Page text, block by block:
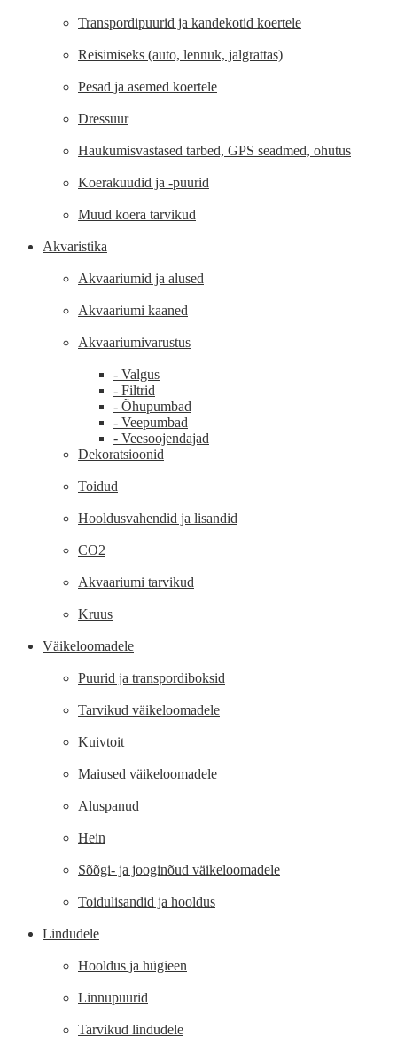
Transpordipuurid ja kandekotid koertele
Reisimiseks (auto, lennuk, jalgrattas)
Pesad ja asemed koertele
Dressuur
Haukumisvastased tarbed, GPS seadmed, ohutus
Koerakuudid ja -puurid
Muud koera tarvikud
Akvaristika
Akvaariumid ja alused
Akvaariumi kaaned
Akvaariumivarustus
- Valgus
- Filtrid
- Õhupumbad
- Veepumbad
- Veesoojendajad
Dekoratsioonid
Toidud
Hooldusvahendid ja lisandid
CO2
Akvaariumi tarvikud
Kruus
Väikeloomadele
Puurid ja transpordiboksid
Tarvikud väikeloomadele
Kuivtoit
Maiused väikeloomadele
Aluspanud
Hein
Sõõgi- ja jooginõud väikeloomadele
Toidulisandid ja hooldus
Lindudele
Hooldus ja hügieen
Linnupuurid
Tarvikud lindudele